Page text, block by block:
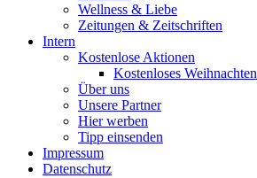
Wellness & Liebe
Zeitungen & Zeitschriften
Intern
Kostenlose Aktionen
Kostenloses Weihnachten
Über uns
Unsere Partner
Hier werben
Tipp einsenden
Impressum
Datenschutz